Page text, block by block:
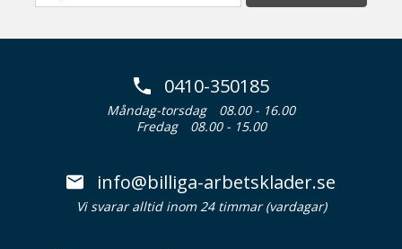
0410-350185
Måndag-torsdag
08.00 - 16.00
Fredag
08.00 - 15.00
info@billiga-arbetsklader.se
Vi svarar alltid inom 24 timmar (vardagar)